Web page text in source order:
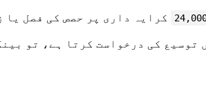
کرایہ داری پر حصص کی فصل
توسیع کی درخواست کرتا ہے، تو